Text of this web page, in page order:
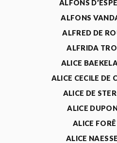
ALFONS
ALFONS
ALFRED DE
ALFRIDA
ALICE
ALICE CECILE DE
ALICE DE
ALICE
ALICE
ALICE